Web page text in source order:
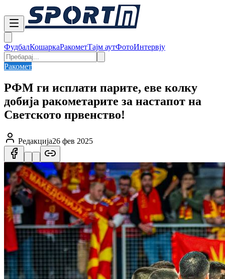
ФудбалКошаркаРакометТајм аутФотоИнтервју
Ракомет
РФМ ги исплати парите, еве колку
добија ракометарите за настапот на
Светското првенство!
Редакција26 фев 2025